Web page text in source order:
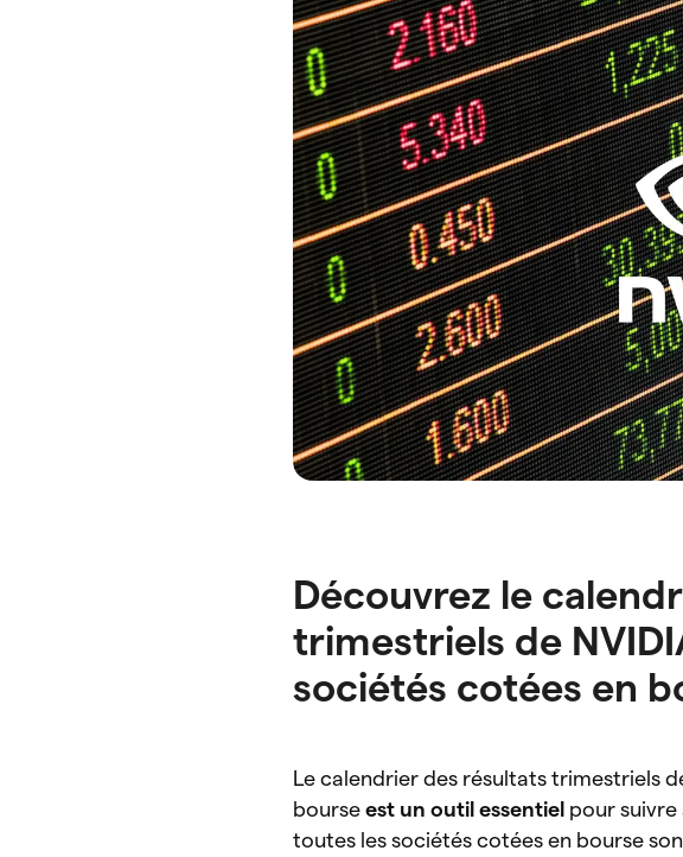
Découvrez le
trimestriels de
sociétés cotées en
Le calendrier des résultats trimestriels
bourseest un outil essentiel pour suivre
toutes les sociétés cotées en bourse